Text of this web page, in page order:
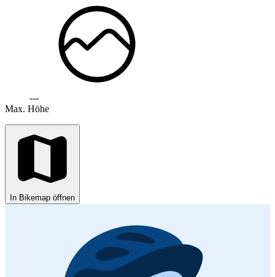
---
Max. Höhe
In Bikemap öffnen